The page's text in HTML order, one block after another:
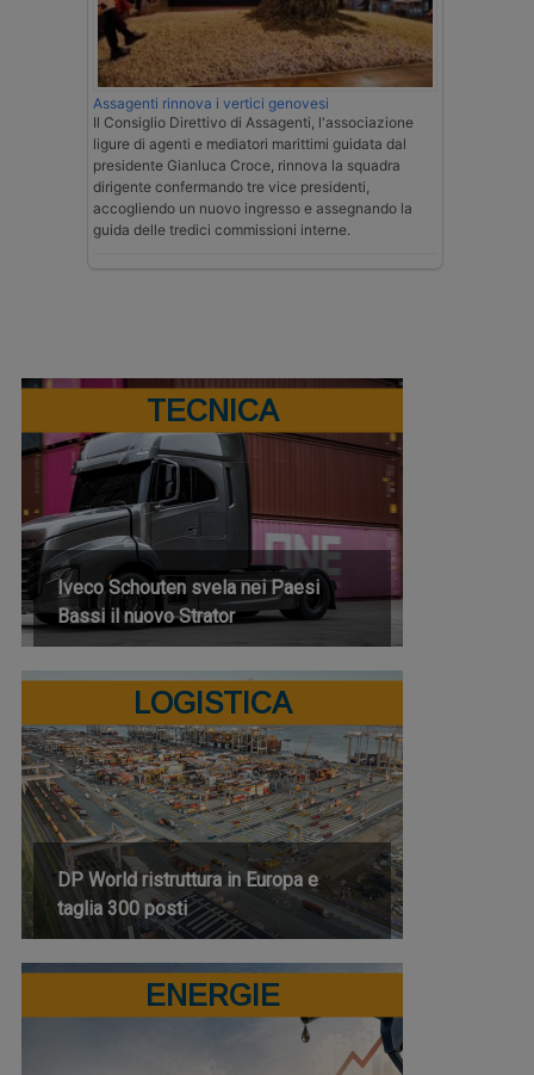
Assagenti rinnova i vertici genovesi
Il Consiglio Direttivo di Assagenti, l'associazione
ligure di agenti e mediatori marittimi guidata dal
presidente Gianluca Croce, rinnova la squadra
dirigente confermando tre vice presidenti,
accogliendo un nuovo ingresso e assegnando la
guida delle tredici commissioni interne.
TECNICA
Iveco Schouten svela nei Paesi
Bassi il nuovo Strator
LOGISTICA
DP World ristruttura in Europa e
taglia 300 posti
ENERGIE